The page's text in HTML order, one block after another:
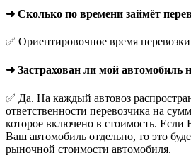
➜ Сколько по времени займёт
✅ Ориентировочное время
➜ Застрахован ли мой автомобиль
✅ Да. На каждый автовоз
ответственности перевозчика на
которое включено в стоимость. Если
Ваш автомобиль отдельно, то это
рыночной стоимости автомобиля.